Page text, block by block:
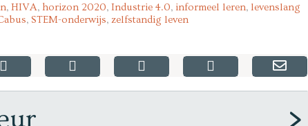
, HIVA, horizon 2020, Industrie 4.0, informeel leren, levenslang
, STEM-onderwijs, zelfstandig leven